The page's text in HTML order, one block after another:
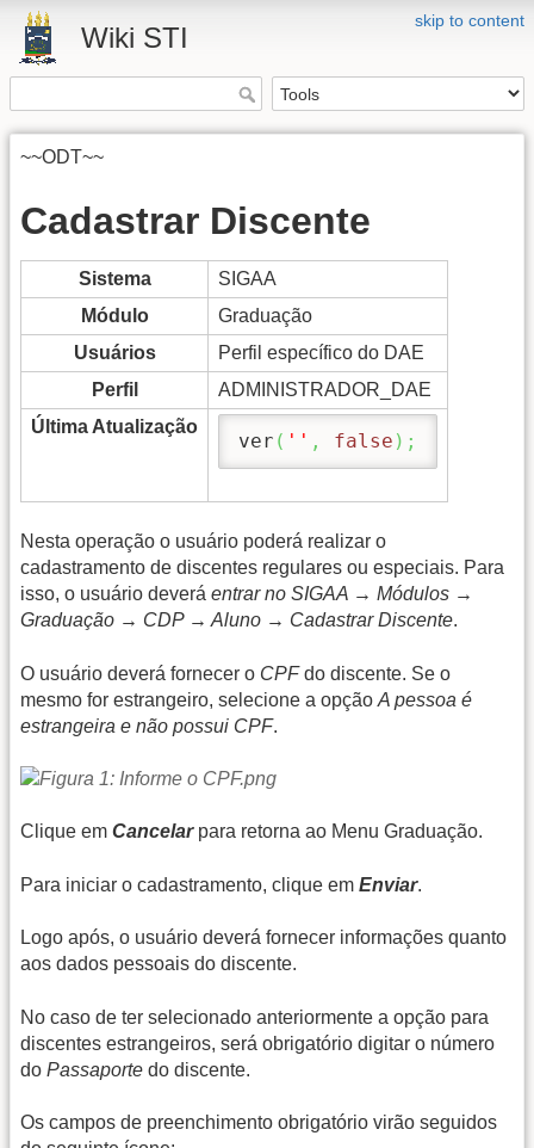
skip to content
Wiki STI
~~ODT~~
Cadastrar Discente
Sistema
SIGAA
Módulo
Graduação
Usuários
Perfil específico do DAE
Perfil
ADMINISTRADOR_DAE
Última Atualização
ver ( '' , false ) ;
Nesta operação o usuário poderá realizar o
cadastramento de discentes regulares ou especiais. Para
isso, o usuário deverá entrar no SIGAA → Módulos →
Graduação → CDP → Aluno → Cadastrar Discente.
O usuário deverá fornecer o CPFdo discente. Se o
mesmo for estrangeiro, selecione a opção A pessoa é
estrangeira e não possui CPF.
Clique em Cancelarpara retorna ao Menu Graduação.
Para iniciar o cadastramento, clique em Enviar.
Logo após, o usuário deverá fornecer informações quanto
aos dados pessoais do discente.
No caso de ter selecionado anteriormente a opção para
discentes estrangeiros, será obrigatório digitar o número
do Passaporte do discente.
Os campos de preenchimento obrigatório virão seguidos